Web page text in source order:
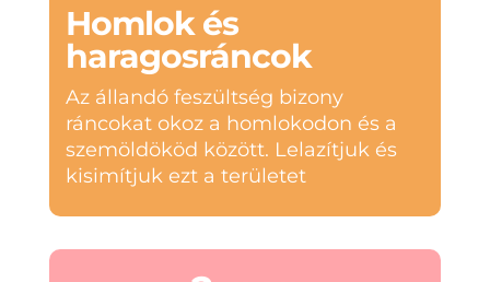
Homlok és
haragosráncok
Az állandó feszültség bizony
ráncokat okoz a homlokodon és a
szemöldököd között. Lelazítjuk és
kisimítjuk ezt a területet